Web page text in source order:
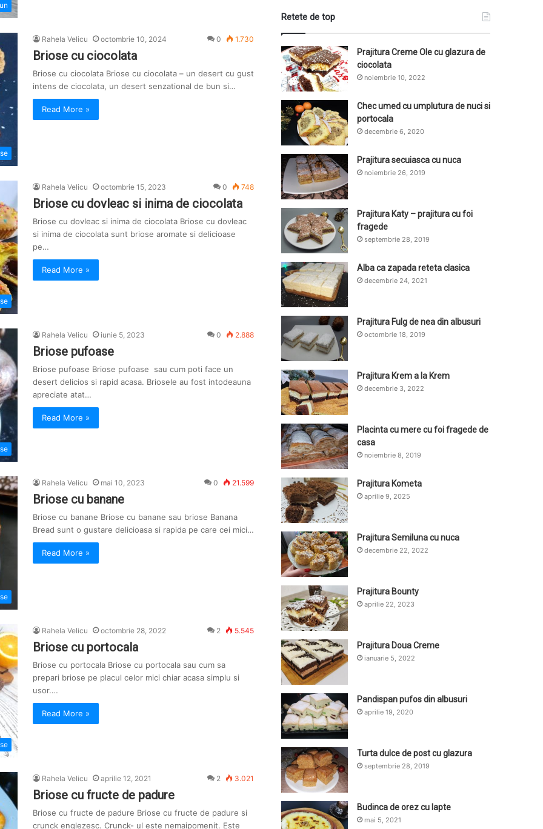
Rahela Velicu octombrie 10, 2024 0 1.730
Briose cu ciocolata
Briose cu ciocolata Briose cu ciocolata – un desert cu gust
intens de ciocolata, un desert senzational de bun si…
Read More »
Rahela Velicu octombrie 15, 2023 0 748
Briose cu dovleac si inima de ciocolata
Briose cu dovleac si inima de ciocolata Briose cu dovleac
si inima de ciocolata sunt briose aromate si delicioase
pe…
Read More »
Rahela Velicu iunie 5, 2023 0 2.888
Briose pufoase
Briose pufoase Briose pufoase sau cum poti face un
desert delicios si rapid acasa. Briosele au fost intodeauna
apreciate atat…
Read More »
Rahela Velicu mai 10, 2023 0 21.599
Briose cu banane
Briose cu banane Briose cu banane sau briose Banana
Bread sunt o gustare delicioasa si rapida pe care cei mici…
Read More »
Rahela Velicu octombrie 28, 2022 2 5.545
Briose cu portocala
Briose cu portocala Briose cu portocala sau cum sa
prepari briose pe placul celor mici chiar acasa simplu si
usor.…
Read More »
Rahela Velicu aprilie 12, 2021 2 3.021
Briose cu fructe de padure
Briose cu fructe de padure Briose cu fructe de padure si
crunck englezesc. Crunck- ul este nemaipomenit. Este
Retete de top
Prajitura Creme Ole cu glazura de
ciocolata
noiembrie 10, 2022
Chec umed cu umplutura de nuci si
portocala
decembrie 6, 2020
Prajitura secuiasca cu nuca
noiembrie 26, 2019
Prajitura Katy – prajitura cu foi
fragede
septembrie 28, 2019
Alba ca zapada reteta clasica
decembrie 24, 2021
Prajitura Fulg de nea din albusuri
octombrie 18, 2019
Prajitura Krem a la Krem
decembrie 3, 2022
Placinta cu mere cu foi fragede de
casa
noiembrie 8, 2019
Prajitura Kometa
aprilie 9, 2025
Prajitura Semiluna cu nuca
decembrie 22, 2022
Prajitura Bounty
aprilie 22, 2023
Prajitura Doua Creme
ianuarie 5, 2022
Pandispan pufos din albusuri
aprilie 19, 2020
Turta dulce de post cu glazura
septembrie 28, 2019
Budinca de orez cu lapte
mai 5, 2021